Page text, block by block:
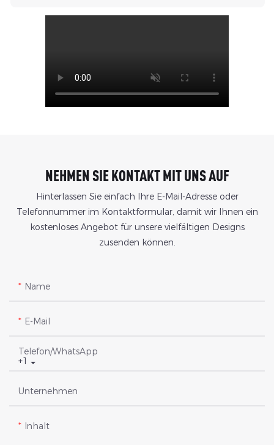
NEHMEN SIE KONTAKT MIT UNS AUF
Hinterlassen Sie einfach Ihre E-Mail-Adresse oder
Telefonnummer im Kontaktformular, damit wir Ihnen ein
kostenloses Angebot für unsere vielfältigen Designs
zusenden können.
Name
E-Mail
+1
Telefon/WhatsApp
Unternehmen
Inhalt